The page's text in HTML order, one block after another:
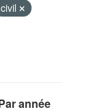
civil
année